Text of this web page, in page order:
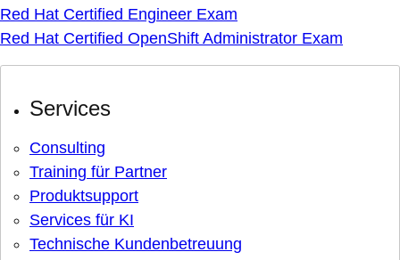
Red Hat Certified Engineer Exam
Red Hat Certified OpenShift Administrator Exam
Services
Consulting
Training für Partner
Produktsupport
Services für KI
Technische Kundenbetreuung